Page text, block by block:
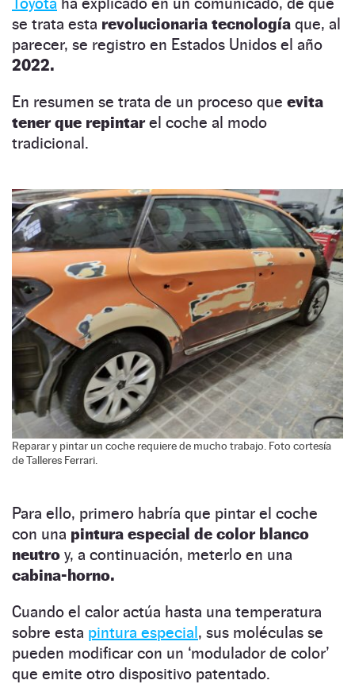
se trata esta revolucionaria tecnología que, al
parecer, se registro en Estados Unidos el año
2022.
En resumen se trata de un proceso que evita
tener que repintarel coche al modo
tradicional.
Reparar y pintar un coche requiere de mucho trabajo. Foto cortesía
de Talleres Ferrari.
Para ello, primero habría que pintar el coche
con una pintura especial de color blanco
neutro y, a continuación, meterlo en una
cabina-horno.
Cuando el calor actúa hasta una temperatura
sobre esta pintura especial, sus moléculas se
pueden modificar con un ‘modulador de color’
que emite otro dispositivo patentado.